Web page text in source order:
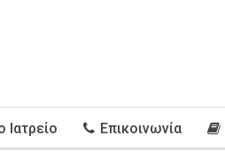
Ιατρείο Επικοινωνία